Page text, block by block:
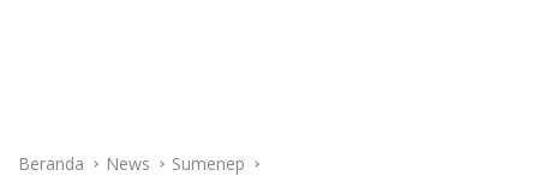
Beranda News Sumenep